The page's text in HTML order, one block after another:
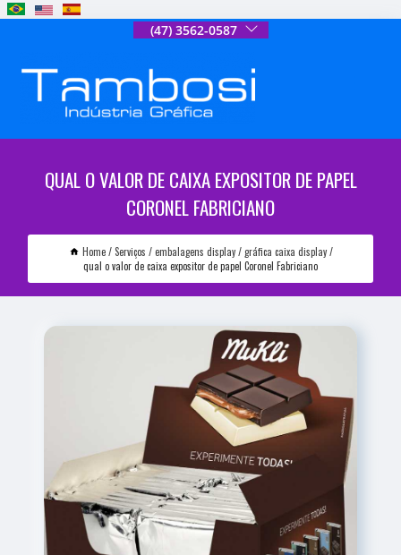
(47) 3562-0587
QUAL O VALOR DE CAIXA EXPOSITOR DE PAPEL
CORONEL FABRICIANO
Home Serviços embalagens display
gráfica caixa display
qual o valor de caixa expositor de papel Coronel Fabriciano